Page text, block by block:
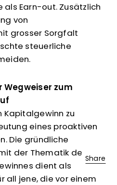
Earn-out. Zusätzlich
von
grosser Sorgfalt
steuerliche
Wegweiser zum
Kapitalgewinn zu
eines proaktiven
Die gründliche
der Thematik des
dient als
all jene, die vor einem
Share